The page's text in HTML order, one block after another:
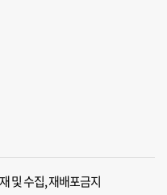
및 수집, 재배포금지